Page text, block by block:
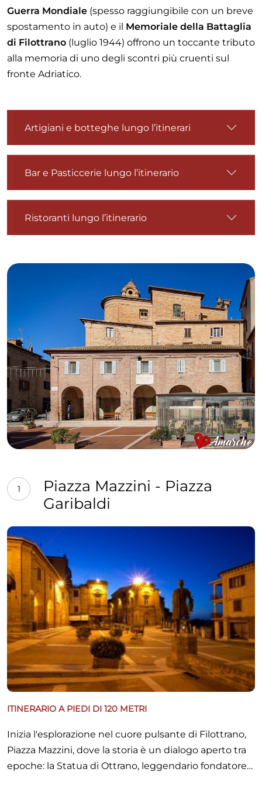
Guerra Mondiale (spesso raggiungibile con un breve
spostamento in auto) e il Memoriale della Battaglia
di Filottrano (luglio 1944) offrono un toccante tributo
alla memoria di uno degli scontri più cruenti sul
fronte Adriatico.
Artigiani e botteghe lungo l’itinerari
Bar e Pasticcerie lungo l’itinerario
Ristoranti lungo l’itinerario
1
Piazza Mazzini - Piazza
Garibaldi
ITINERARIO A PIEDI DI 120 METRI
Inizia l'esplorazione nel cuore pulsante di Filottrano,
Piazza Mazzini, dove la storia è un dialogo aperto tra
epoche: la Statua di Ottrano, leggendario fondatore